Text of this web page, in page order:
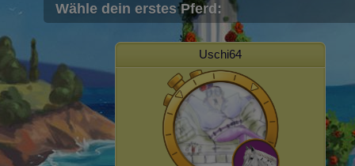
Wähle dein erstes Pferd:
Uschi64